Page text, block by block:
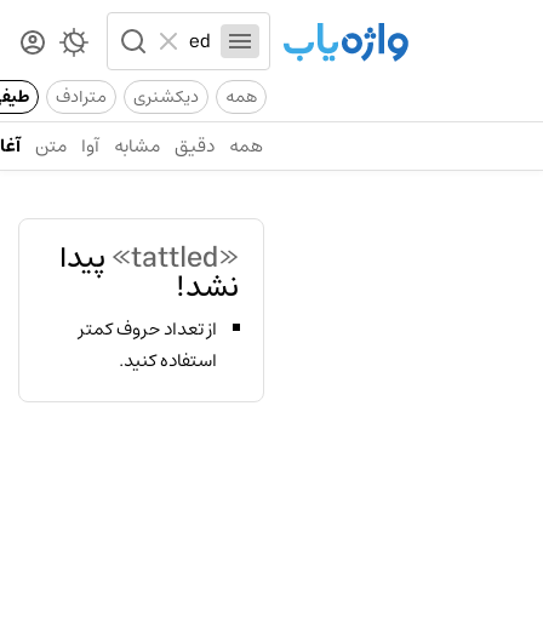
همه دیکشنری مترادف
همه دقیق مشابه آوا متن
«tattled» پیدا
نشد!
از تعداد حروف کمتر
استفاده کنید.